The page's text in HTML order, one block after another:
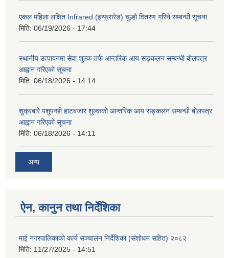
एकल महिला लक्षित Infrared (इन्फ्रारेड) चुल्हो वितरण गरिने सम्बन्धी सूचना
मिति: 06/19/2026 - 17:44
स्थानीय उत्पादनमा सेवा शुल्क तर्फ आन्तरिक आय सङ्कलन सम्बन्धी बोलपत्र
आह्वान गरिएको सूचना
मिति: 06/18/2026 - 14:14
शुक्रबारे पशुपन्छी हाटबजार शुल्कको आन्तरिक आय सङ्कलन सम्बन्धी बोलपत्र
आह्वान गरिएको सूचना
मिति: 06/18/2026 - 14:11
अन्य
ऐन, कानुन तथा निर्देशिका
माई नगरपालिकाको कार्य सञ्चालन निर्देशिका (संशोधन सहित) २०८२
मिति: 11/27/2025 - 14:51